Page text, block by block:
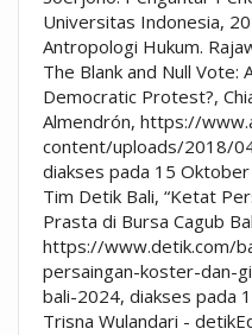
Universitas Indonesia,
Antropologi Hukum.
The Blank and Null Vote:
Democratic Protest?,
Almendrón, https://
content/uploads/2018/
diakses pada 15
Tim Detik Bali, “Ketat
Prasta di Bursa Cagub
https://www.detik.com/
persaingan-koster-dan-
bali-2024, diakses pada
Trisna Wulandari -